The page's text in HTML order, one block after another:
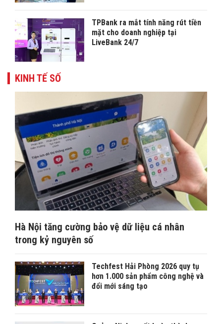
TPBank ra mắt tính năng rút tiền
mặt cho doanh nghiệp tại
LiveBank 24/7
KINH TẾ SỐ
Hà Nội tăng cường bảo vệ dữ liệu cá nhân
trong kỷ nguyên số
Techfest Hải Phòng 2026 quy tụ
hơn 1.000 sản phẩm công nghệ và
đổi mới sáng tạo